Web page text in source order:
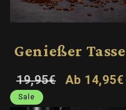
Genießer Tasse
Normaler
Preis
19,95€ Verkaufspreis
Ab 14,95€
Sale